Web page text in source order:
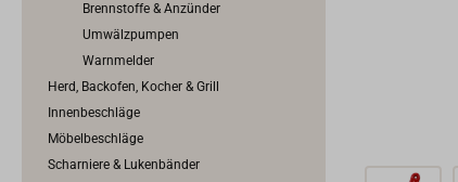
Brennstoffe & Anzünder
Umwälzpumpen
Warnmelder
Herd, Backofen, Kocher & Grill
Innenbeschläge
Möbelbeschläge
Scharniere & Lukenbänder